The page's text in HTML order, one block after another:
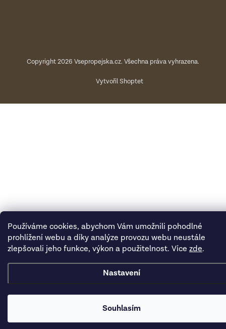
Používáme cookies, abychom Vám umožnili pohodlné
prohlížení webu a díky analýze provozu webu neustále
zlepšovali jeho funkce, výkon a použitelnost. Více zde.
Nastavení
Souhlasím
Vytvořil Shoptet
Copyright 2026 Vsepropejska.cz. Všechna práva vyhrazena.